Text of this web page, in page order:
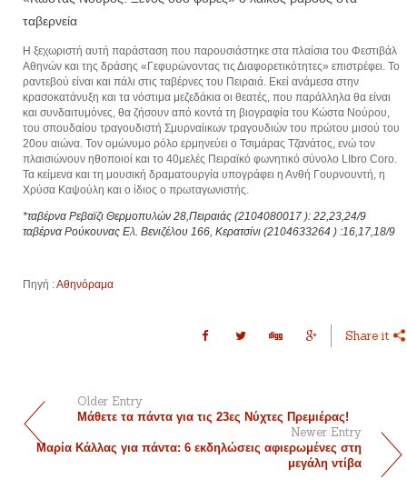
ταβερνεία
Η ξεχωριστή αυτή παράσταση που παρουσιάστηκε στα πλαίσια του Φεστιβάλ
Αθηνών και της δράσης «Γεφυρώνοντας τις Διαφορετικότητες» επιστρέφει. Το
ραντεβού είναι και πάλι στις ταβέρνες του Πειραιά. Εκεί ανάμεσα στην
κρασοκατάνυξη και τα νόστιμα μεζεδάκια οι θεατές, που παράλληλα θα είναι
και συνδαιτυμόνες, θα ζήσουν από κοντά τη βιογραφία του Κώστα Νούρου,
του σπουδαίου τραγουδιστή Σμυρναίικων τραγουδιών του πρώτου μισού του
20ου αιώνα. Τον ομώνυμο ρόλο ερμηνεύει ο Τσιμάρας Τζανάτος, ενώ τον
πλαισιώνουν ηθοποιοί και το 40μελές Πειραϊκό φωνητικό σύνολο LIbro Coro.
Τα κείμενα και τη μουσική δραματουργία υπογράφει η Ανθή Γουρνουντή, η
Χρύσα Καψούλη και ο ίδιος ο πρωταγωνιστής.
*ταβέρνα Ρεβαϊζι Θερμοπυλών 28,Πειραιάς (2104080017 ): 22,23,24/9
ταβέρνα Ρούκουνας Ελ. Βενιζέλου 166, Κερατσίνι (2104633264 ) :16,17,18/9
Πηγή :Αθηνόραμα
Share it
Older Entry
Μάθετε τα πάντα για τις 23ες Νύχτες Πρεμιέρας!
Newer Entry
Μαρία Κάλλας για πάντα: 6 εκδηλώσεις αφιερωμένες στη
μεγάλη ντίβα